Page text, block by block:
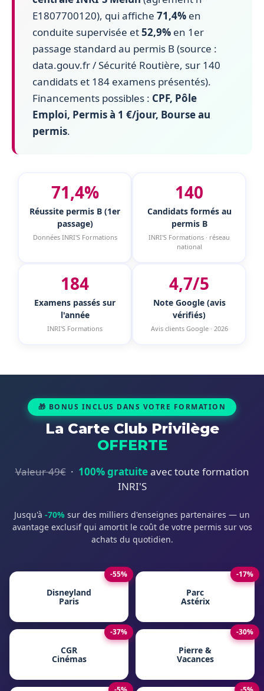
E1807700120), qui affiche 71,4% en
conduite supervisée et52,9% en 1er
passage standard au permis B (source :
data.gouv.fr / Sécurité Routière, sur 140
candidats et 184 examens présentés).
Financements possibles : CPF, Pôle
Emploi, Permis à 1 €/jour, Bourse au
permis.
71,4%
Réussite permis B (1er
passage)
Données INRI'S Formations
140
Candidats formés au
permis B
INRI'S Formations · réseau
national
184
Examens passés sur
l'année
INRI'S Formations
4,7/5
Note Google (avis
vérifiés)
Avis clients Google · 2026
🎁 BONUS INCLUS DANS VOTRE FORMATION
La Carte Club Privilège
OFFERTE
Valeur 49€· 100% gratuiteavec toute formation
INRI'S
Jusqu'à -70% sur des milliers d'enseignes partenaires — un
avantage exclusif qui amortit le coût de votre permis sur vos
achats du quotidien.
-55%
Disneyland
Paris
-17%
Parc
Astérix
-37%
CGR
Cinémas
-30%
Pierre &
Vacances